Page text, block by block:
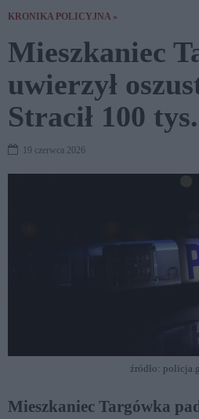
KRONIKA POLICYJNA »
Mieszkaniec
uwierzył
Stracił 100 tys.
19 czerwca 2026
źródło:
Mieszkaniec Targówka